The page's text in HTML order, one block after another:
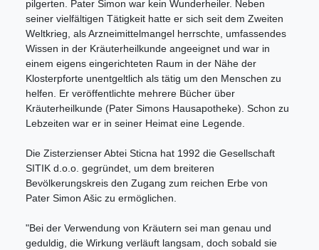
pilgerten. Pater Simon war kein Wunderheiler. Neben
seiner vielfältigen Tätigkeit hatte er sich seit dem Zweiten
Weltkrieg, als Arzneimittelmangel herrschte, umfassendes
Wissen in der Kräuterheilkunde angeeignet und war in
einem eigens eingerichteten Raum in der Nähe der
Klosterpforte unentgeltlich als tätig um den Menschen zu
helfen. Er veröffentlichte mehrere Bücher über
Kräuterheilkunde (Pater Simons Hausapotheke). Schon zu
Lebzeiten war er in seiner Heimat eine Legende.
Die Zisterzienser Abtei Sticna hat 1992 die Gesellschaft
SITIK d.o.o. gegründet, um dem breiteren
Bevölkerungskreis den Zugang zum reichen Erbe von
Pater Simon Ašic zu ermöglichen.
"Bei der Verwendung von Kräutern sei man genau und
geduldig, die Wirkung verläuft langsam, doch sobald sie